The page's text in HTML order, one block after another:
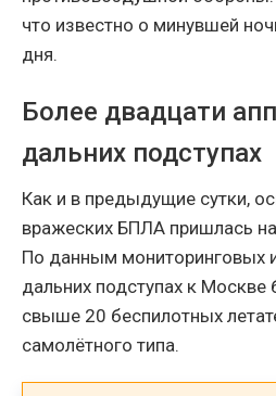
что известно о минувшей
дня.
Более двадцати
дальних подступах
Как и в предыдущие сутки,
вражеских БПЛА пришлась
По данным мониторинговых
дальних подступах к
свыше 20 беспилотных
самолётного типа.